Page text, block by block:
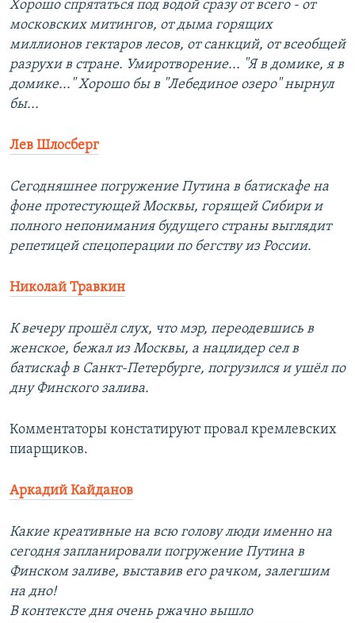
Хорошо спрятаться под водой сразу от всего - от
московских митингов, от дыма горящих
миллионов гектаров лесов, от санкций, от всеобщей
разрухи в стране. Умиротворение... "Я в домике, я в
домике..." Хорошо бы в "Лебединое озеро" нырнул
бы...
Лев Шлосберг
Сегодняшнее погружение Путина в батискафе на
фоне протестующей Москвы, горящей Сибири и
полного непонимания будущего страны выглядит
репетицей спецоперации по бегству из России.
Николай Травкин
К вечеру прошёл слух, что мэр, переодевшись в
женское, бежал из Москвы, а нацлидер сел в
батискаф в Санкт-Петербурге, погрузился и ушёл по
дну Финского залива.
Комментаторы констатируют провал кремлевских
пиарщиков.
Аркадий Кайданов
Какие креативные на всю голову люди именно на
сегодня запланировали погружение Путина в
Финском заливе, выставив его рачком, залегшим
на дно!
В контексте дня очень ржачно вышло